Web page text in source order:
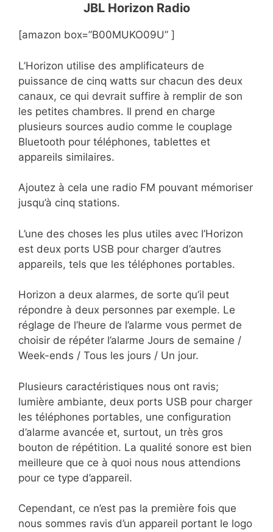
JBL Horizon Radio
[amazon box=”B00MUKO09U” ]
L’Horizon utilise des amplificateurs de
puissance de cinq watts sur chacun des deux
canaux, ce qui devrait suffire à remplir de son
les petites chambres. Il prend en charge
plusieurs sources audio comme le couplage
Bluetooth pour téléphones, tablettes et
appareils similaires.
Ajoutez à cela une radio FM pouvant mémoriser
jusqu’à cinq stations.
L’une des choses les plus utiles avec l’Horizon
est deux ports USB pour charger d’autres
appareils, tels que les téléphones portables.
Horizon a deux alarmes, de sorte qu’il peut
répondre à deux personnes par exemple. Le
réglage de l’heure de l’alarme vous permet de
choisir de répéter l’alarme Jours de semaine /
Week-ends / Tous les jours / Un jour.
Plusieurs caractéristiques nous ont ravis;
lumière ambiante, deux ports USB pour charger
les téléphones portables, une configuration
d’alarme avancée et, surtout, un très gros
bouton de répétition. La qualité sonore est bien
meilleure que ce à quoi nous nous attendions
pour ce type d’appareil.
Cependant, ce n’est pas la première fois que
nous sommes ravis d’un appareil portant le logo